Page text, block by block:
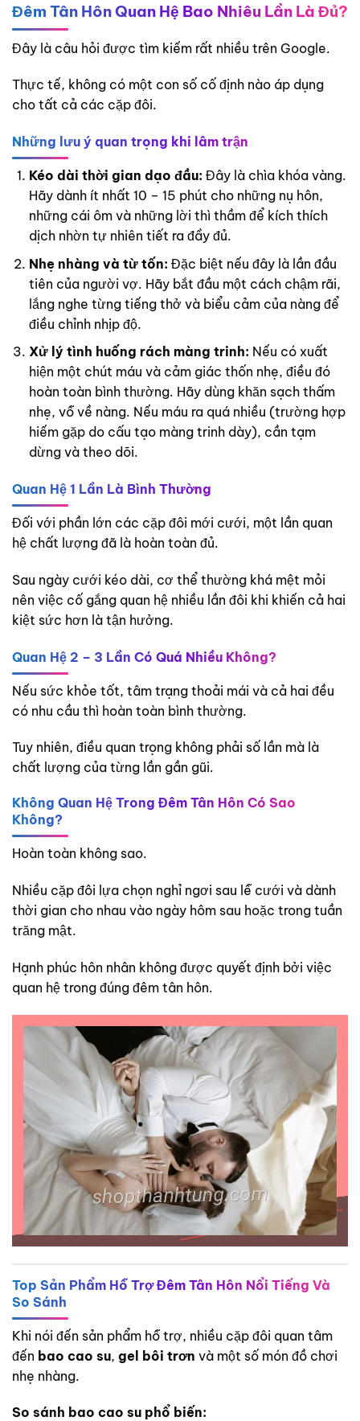
Đêm Tân Hôn Quan Hệ Bao Nhiêu Lần Là Đủ?
Đây là câu hỏi được tìm kiếm rất nhiều trên Google.
Thực tế, không có một con số cố định nào áp dụng
cho tất cả các cặp đôi.
Những lưu ý quan trọng khi lâm trận
Kéo dài thời gian dạo đầu: Đây là chìa khóa vàng.
Hãy dành ít nhất 10 – 15 phút cho những nụ hôn,
những cái ôm và những lời thì thầm để kích thích
dịch nhờn tự nhiên tiết ra đầy đủ.
Nhẹ nhàng và từ tốn: Đặc biệt nếu đây là lần đầu
tiên của người vợ. Hãy bắt đầu một cách chậm rãi,
lắng nghe từng tiếng thở và biểu cảm của nàng để
điều chỉnh nhịp độ.
Xử lý tình huống rách màng trinh: Nếu có xuất
hiện một chút máu và cảm giác thốn nhẹ, điều đó
hoàn toàn bình thường. Hãy dùng khăn sạch thấm
nhẹ, vỗ về nàng. Nếu máu ra quá nhiều (trường hợp
hiếm gặp do cấu tạo màng trinh dày), cần tạm
dừng và theo dõi.
Quan Hệ 1 Lần Là Bình Thường
Đối với phần lớn các cặp đôi mới cưới, một lần quan
hệ chất lượng đã là hoàn toàn đủ.
Sau ngày cưới kéo dài, cơ thể thường khá mệt mỏi
nên việc cố gắng quan hệ nhiều lần đôi khi khiến cả hai
kiệt sức hơn là tận hưởng.
Quan Hệ 2 – 3 Lần Có Quá Nhiều Không?
Nếu sức khỏe tốt, tâm trạng thoải mái và cả hai đều
có nhu cầu thì hoàn toàn bình thường.
Tuy nhiên, điều quan trọng không phải số lần mà là
chất lượng của từng lần gần gũi.
Không Quan Hệ Trong Đêm Tân Hôn Có Sao
Không?
Hoàn toàn không sao.
Nhiều cặp đôi lựa chọn nghỉ ngơi sau lễ cưới và dành
thời gian cho nhau vào ngày hôm sau hoặc trong tuần
trăng mật.
Hạnh phúc hôn nhân không được quyết định bởi việc
quan hệ trong đúng đêm tân hôn.
Top Sản Phẩm Hỗ Trợ Đêm Tân Hôn Nổi Tiếng Và
So Sánh
Khi nói đến sản phẩm hỗ trợ, nhiều cặp đôi quan tâm
đến bao cao su, gel bôi trơn và một số món đồ chơi
nhẹ nhàng.
So sánh bao cao su phổ biến: